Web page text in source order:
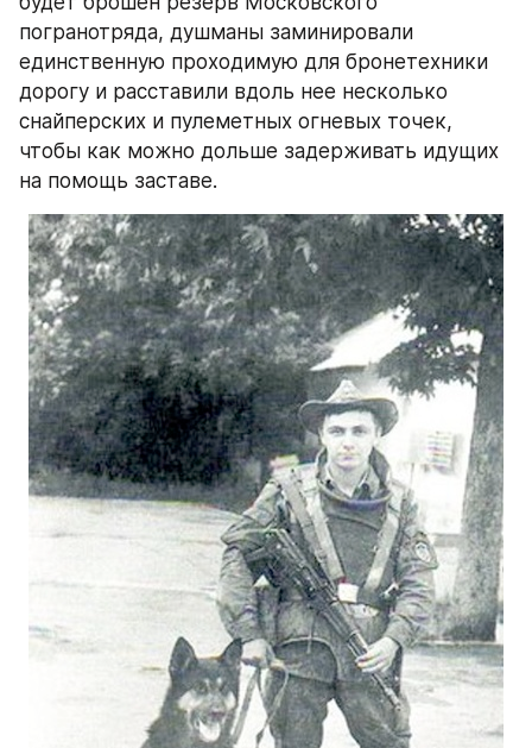
погранотряда, душманы заминировали
единственную проходимую для бронетехники
дорогу и расставили вдоль нее несколько
снайперских и пулеметных огневых точек,
чтобы как можно дольше задерживать идущих
на помощь заставе.